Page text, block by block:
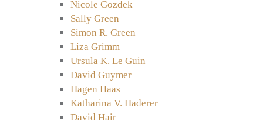
Nicole Gozdek
Sally Green
Simon R. Green
Liza Grimm
Ursula K. Le Guin
David Guymer
Hagen Haas
Katharina V. Haderer
David Hair